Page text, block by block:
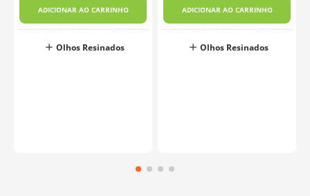
ADICIONAR AO CARRINHO
Olhos Resinados
ADICIONAR AO CARRINHO
Olhos Resinados